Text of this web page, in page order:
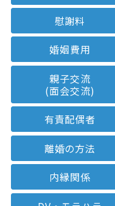
慰謝料
婚姻費用
親子交流
(面会交流)
有責配偶者
離婚の方法
内縁関係